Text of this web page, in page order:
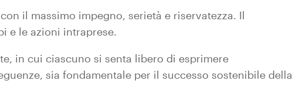
il massimo impegno, serietà e riservatezza. Il
e le azioni intraprese.
in cui ciascuno si senta libero di esprimere
sia fondamentale per il successo sostenibile della